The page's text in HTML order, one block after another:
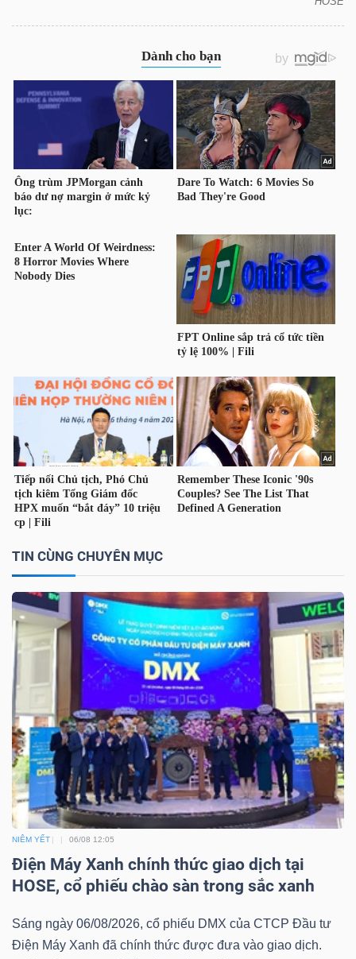
TIN CÙNG CHUYÊN MỤC
NIÊM YẾT 06/08 12:05
Điện Máy Xanh chính thức giao dịch tại
HOSE, cổ phiếu chào sàn trong sắc xanh
Sáng ngày 06/08/2026, cổ phiếu DMX của CTCP Đầu tư
Điện Máy Xanh đã chính thức được đưa vào giao dịch.
HÀNG
KINH
THẾ
ĐÔNG
DƯƠNG
TÀI
CHÍNH
CÁ
PHÂN
VIETSTOCKFINANCE
VĨ
MÔ
DOANH
NGHIỆP